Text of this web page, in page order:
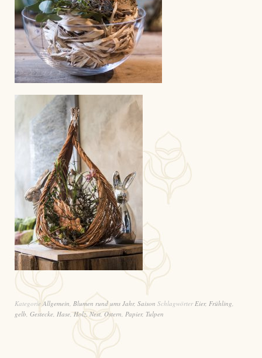
Kategorie Allgemein, Blumen rund ums Jahr, Saison SchlagwörterEier, Frühling,
gelb, Gestecke, Hase,Holz,Nest,Ostern, Papier, Tulpen